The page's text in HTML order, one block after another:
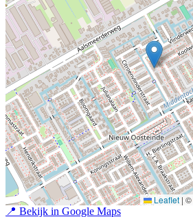
Leaflet | ©
📍 Bekijk in Google Maps